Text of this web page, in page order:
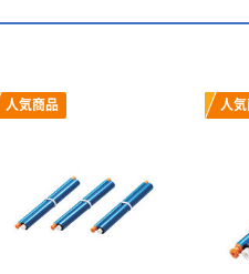
人気商品 人